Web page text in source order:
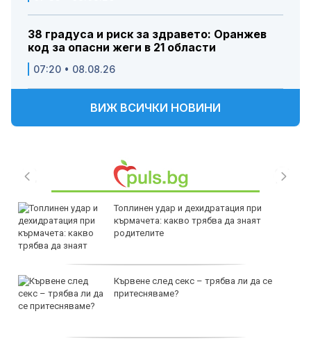
38 градуса и риск за здравето: Оранжев
код за опасни жеги в 21 области
07:20 • 08.08.26
ВИЖ ВСИЧКИ НОВИНИ
Топлинен удар и дехидратация при
кърмачета: какво трябва да знаят
родителите
Кървене след секс – трябва ли да се
притесняваме?